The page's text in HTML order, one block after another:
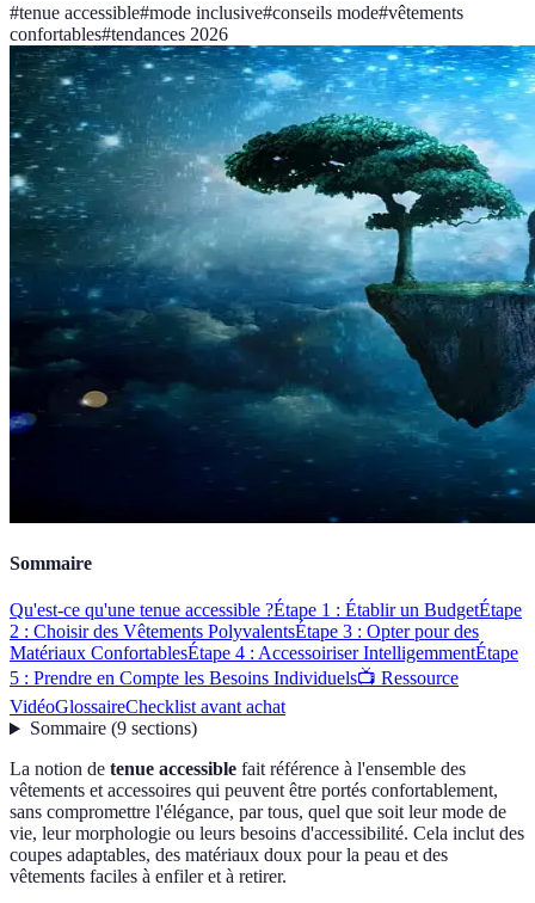
#tenue accessible#mode inclusive#conseils mode#vêtements
confortables#tendances 2026
Sommaire
Qu'est-ce qu'une tenue accessible ?Étape 1 : Établir un BudgetÉtape
2 : Choisir des Vêtements PolyvalentsÉtape 3 : Opter pour des
Matériaux ConfortablesÉtape 4 : Accessoiriser IntelligemmentÉtape
5 : Prendre en Compte les Besoins Individuels📺 Ressource
VidéoGlossaireChecklist avant achat
Sommaire(9 sections)
La notion de tenue accessible fait référence à l'ensemble des
vêtements et accessoires qui peuvent être portés confortablement,
sans compromettre l'élégance, par tous, quel que soit leur mode de
vie, leur morphologie ou leurs besoins d'accessibilité. Cela inclut des
coupes adaptables, des matériaux doux pour la peau et des
vêtements faciles à enfiler et à retirer.